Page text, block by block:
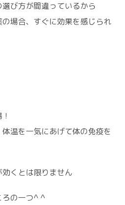
び方が間違っているから
場合、すぐに効果を感じられ
温を一気にあげて体の免疫を
くとは限りません
ろの一つ^ ^